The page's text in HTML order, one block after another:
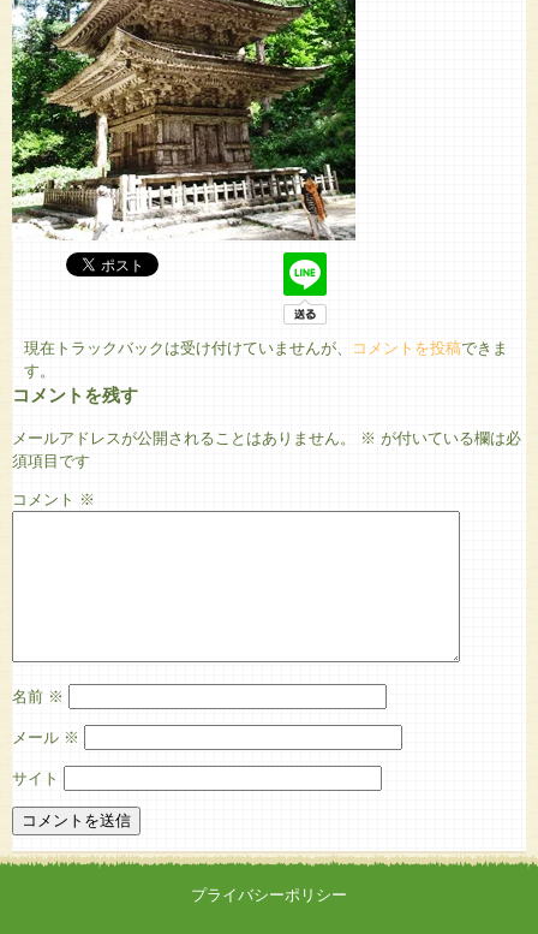
現在トラックバックは受け付けていませんが、 コメントを投稿できま
す。
コメントを残す
メールアドレスが公開されることはありません。 ※ が付いている欄は必
須項目です
コメント ※
名前 ※
メール ※
サイト
プライバシーポリシー